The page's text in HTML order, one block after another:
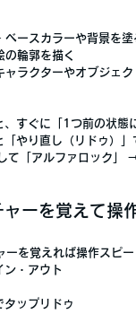
ベースカラーや背景を塗
の輪郭を描く
ャラクターやオブジェク
、すぐに 「1つ前の状態
「やり直し（リドゥ）」
て「アルファロック」
ーを覚えて操
ーを覚えれば操作スピー
ン・アウト
タップリドゥ